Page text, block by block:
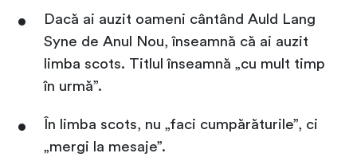
Dacă ai auzit oameni cântând Auld Lang
Syne de Anul Nou, înseamnă că ai auzit
limba scots. Titlul înseamnă „cu mult timp
în urmă”.
În limba scots, nu „faci cumpărăturile”, ci
„mergi la mesaje”.